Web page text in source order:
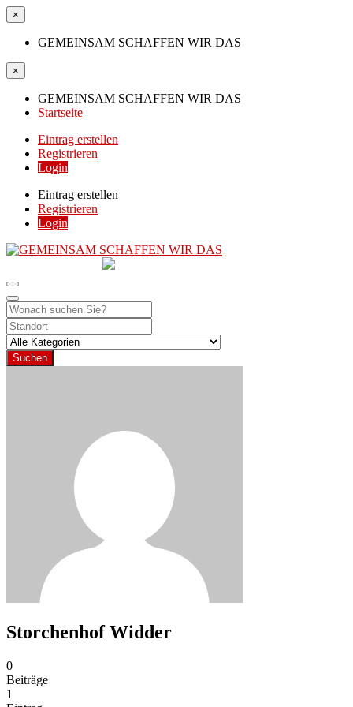
×
GEMEINSAM SCHAFFEN WIR DAS
×
GEMEINSAM SCHAFFEN WIR DAS
Startseite
Eintrag erstellen
Registrieren
Login
Eintrag erstellen
Registrieren
Login
Suchen
Storchenhof Widder
0
Beiträge
1